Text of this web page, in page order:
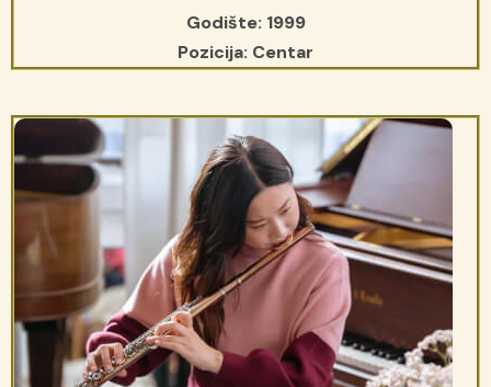
Godište: 1999
Pozicija: Centar